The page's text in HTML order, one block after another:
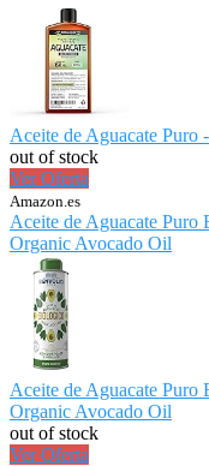
Aceite de Aguacate Puro
out of stock
Ver Oferta
Amazon.es
Aceite de Aguacate
Organic Avocado Oil
Aceite de Aguacate
Organic Avocado Oil
out of stock
Ver Oferta